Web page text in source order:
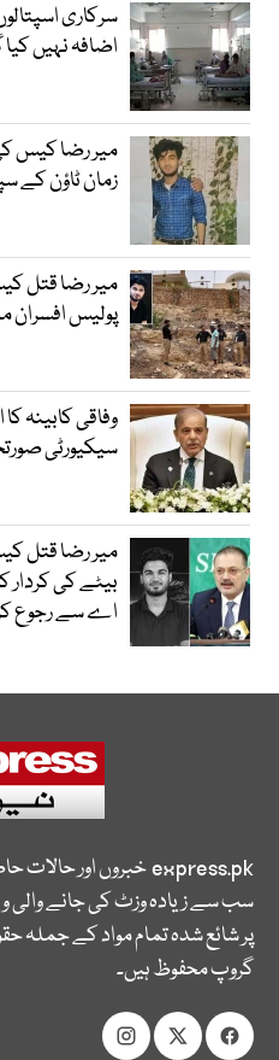
سرکاری
اضافہ نہیں کیا
میر رضا کیس
زمان ٹاؤن کے
میر رضا قتل
پولیس افسران
وفاقی کابینہ
سیکیورٹی
میر رضا قتل
بیٹے کی
اے سے رجوع
express.pkخبروں اور حالات
سب سے زیادہ وزٹ کی جانے
پر شائع شدہ تمام مواد کے جملہ
گروپ محفوظ ہیں۔